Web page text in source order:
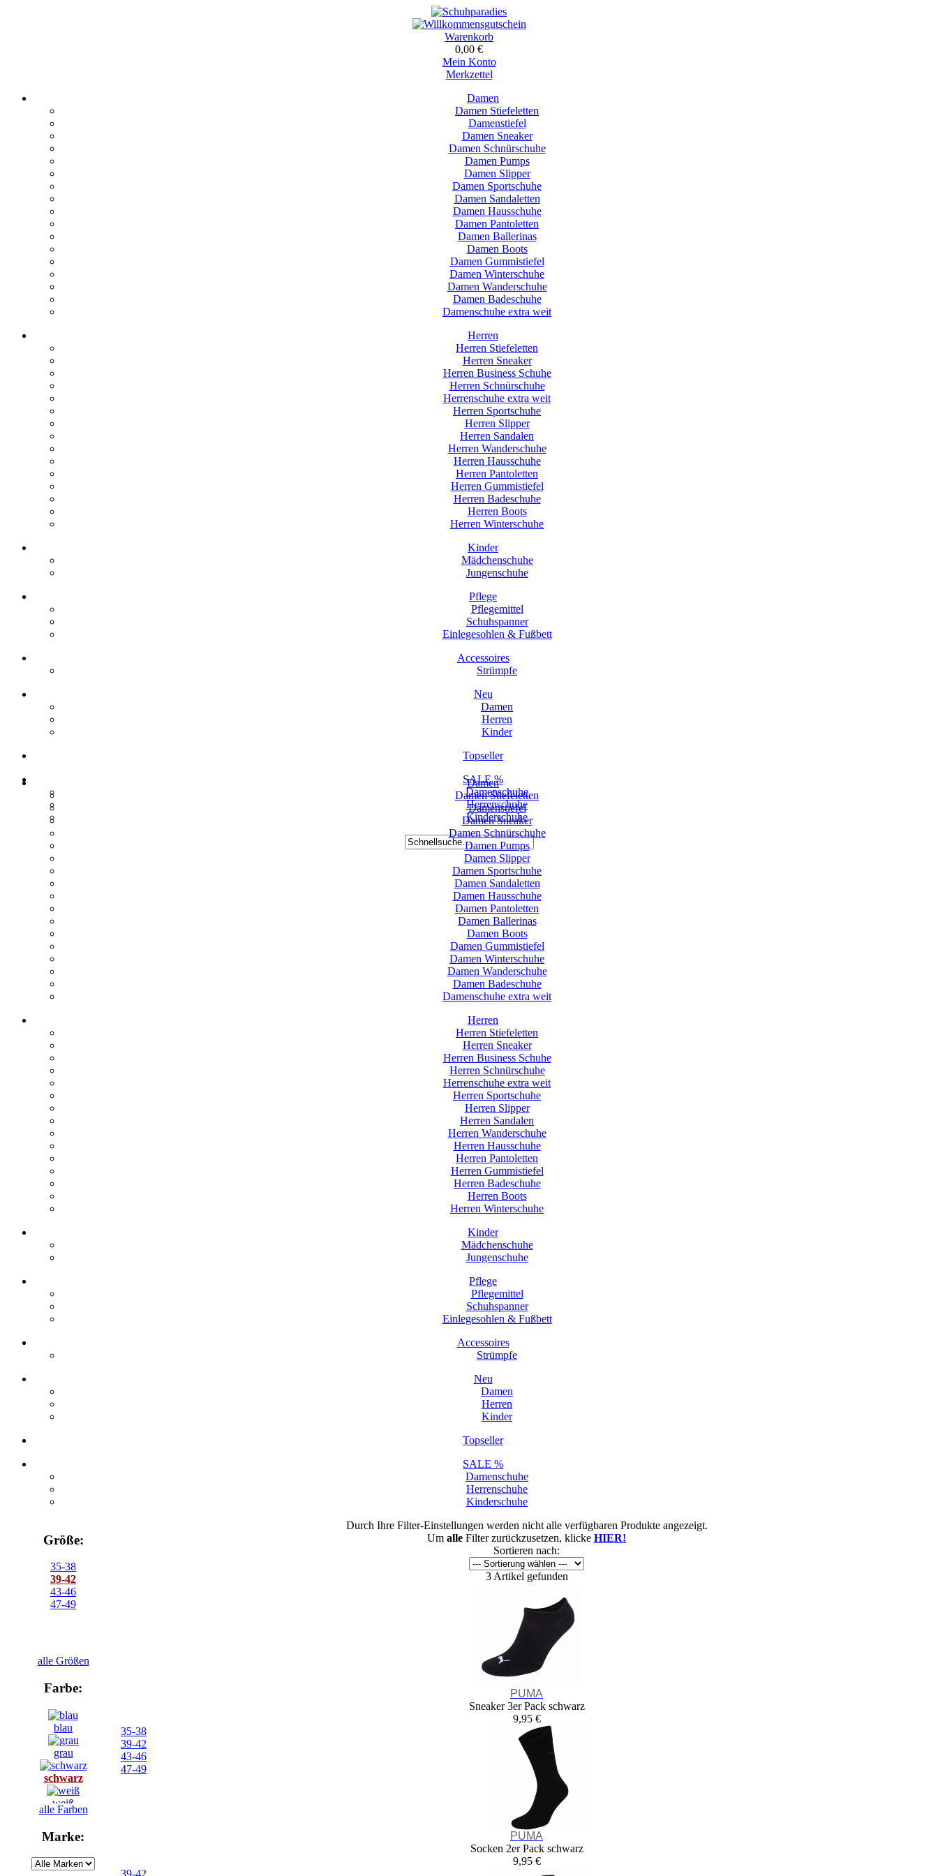
Warenkorb
0,00 €
Mein Konto
Merkzettel
Damen
Damen Stiefeletten
Damenstiefel
Damen Sneaker
Damen Schnürschuhe
Damen Pumps
Damen Slipper
Damen Sportschuhe
Damen Sandaletten
Damen Hausschuhe
Damen Pantoletten
Damen Ballerinas
Damen Boots
Damen Gummistiefel
Damen Winterschuhe
Damen Wanderschuhe
Damen Badeschuhe
Damenschuhe extra weit
Herren
Herren Stiefeletten
Herren Sneaker
Herren Business Schuhe
Herren Schnürschuhe
Herrenschuhe extra weit
Herren Sportschuhe
Herren Slipper
Herren Sandalen
Herren Wanderschuhe
Herren Hausschuhe
Herren Pantoletten
Herren Gummistiefel
Herren Badeschuhe
Herren Boots
Herren Winterschuhe
Kinder
Mädchenschuhe
Jungenschuhe
Pflege
Pflegemittel
Schuhspanner
Einlegesohlen & Fußbett
Accessoires
Strümpfe
Neu
Damen
Herren
Kinder
Topseller
SALE %
Damenschuhe
Herrenschuhe
Kinderschuhe
Damen
Damen Stiefeletten
Damenstiefel
Damen Sneaker
Damen Schnürschuhe
Damen Pumps
Damen Slipper
Damen Sportschuhe
Damen Sandaletten
Damen Hausschuhe
Damen Pantoletten
Damen Ballerinas
Damen Boots
Damen Gummistiefel
Damen Winterschuhe
Damen Wanderschuhe
Damen Badeschuhe
Damenschuhe extra weit
Herren
Herren Stiefeletten
Herren Sneaker
Herren Business Schuhe
Herren Schnürschuhe
Herrenschuhe extra weit
Herren Sportschuhe
Herren Slipper
Herren Sandalen
Herren Wanderschuhe
Herren Hausschuhe
Herren Pantoletten
Herren Gummistiefel
Herren Badeschuhe
Herren Boots
Herren Winterschuhe
Kinder
Mädchenschuhe
Jungenschuhe
Pflege
Pflegemittel
Schuhspanner
Einlegesohlen & Fußbett
Accessoires
Strümpfe
Neu
Damen
Herren
Kinder
Topseller
SALE %
Damenschuhe
Herrenschuhe
Kinderschuhe
Größe:
35-38
39-42
43-46
47-49
alle Größen
Farbe:
blau
grau
schwarz
weiß
alle Farben
Marke:
Durch Ihre Filter-Einstellungen werden nicht alle verfügbaren Produkte angezeigt.
Um alle Filter zurückzusetzen, klicke HIER!
Sortieren nach:
3 Artikel gefunden
PUMA
Sneaker 3er Pack schwarz
9,95 €
35-38
39-42
43-46
47-49
PUMA
Socken 2er Pack schwarz
9,95 €
39-42